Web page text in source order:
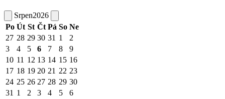
Srpen2026
Po Út St Čt Pá So Ne
27 28 29 30 31 1
2
3
4 5 6 7 8
9
10 11 12 13 14 15 16
17 18 19 20 21 22 23
24 25 26 27 28 29 30
31 1 2 3 4 5 6